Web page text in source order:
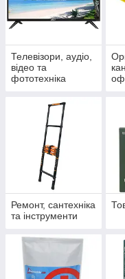
Телевізори, аудіо,
відео та
фототехніка
Ремонт, сантехніка
та інструменти